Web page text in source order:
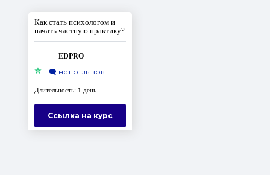
Как стать психологом и
начать частную практику?
EDPRO
⭐ 🗨️ нет отзывов
Длительность: 1 день
Ссылка на курс